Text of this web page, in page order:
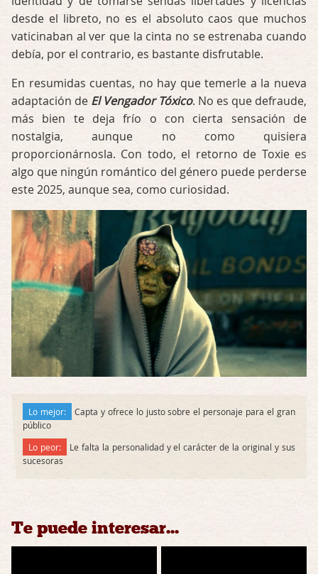
desde el libreto, no es el absoluto caos que muchos
vaticinaban al ver que la cinta no se estrenaba cuando
debía, por el contrario, es bastante disfrutable.
En resumidas cuentas, no hay que temerle a la nueva
adaptación de El Vengador Tóxico. No es que defraude,
más bien te deja frío o con cierta sensación de
nostalgia, aunque no como quisiera
proporcionárnosla. Con todo, el retorno de Toxie es
algo que ningún romántico del género puede perderse
este 2025, aunque sea, como curiosidad.
Lo mejor:
Capta y ofrece lo justo sobre el personaje para el gran
público
Lo peor:
Le falta la personalidad y el carácter de la original y sus
sucesoras
Te puede interesar...